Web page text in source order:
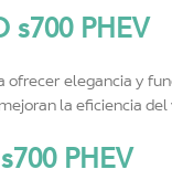
s700 PHEV
ofrecer elegancia y
la eficiencia
PHEV